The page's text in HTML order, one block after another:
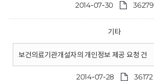
2014-07-30 36279
기타
보건의료기관개설자의 개인정보 제공 요청 건
2014-07-28 36172